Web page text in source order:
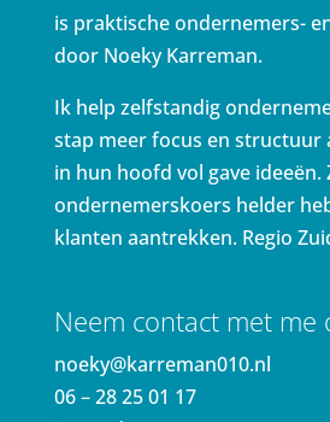
is praktische ondernemers-
door Noeky Karreman.
Ik help zelfstandig
stap meer focus en structuur
in hun hoofd vol gave ideeën.
ondernemerskoers helder
klanten aantrekken. Regio
Neem contact met me
noeky@karreman010.nl
06 – 28 25 01 17